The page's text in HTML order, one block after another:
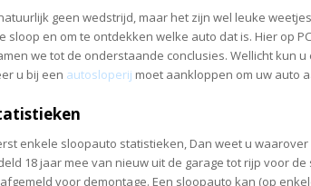
geen wedstrijd, maar het zijn wel leuke
sloop en om te ontdekken welke auto dat is. Hier op
we tot de onderstaande conclusies. Wellicht kun
u bij een autosloperij moet aankloppen om uw auto
enkele sloopauto statistieken, Dan weet u
18 jaar mee van nieuw uit de garage tot rijp voor
afgemeld voor demontage. Een sloopauto kan (op